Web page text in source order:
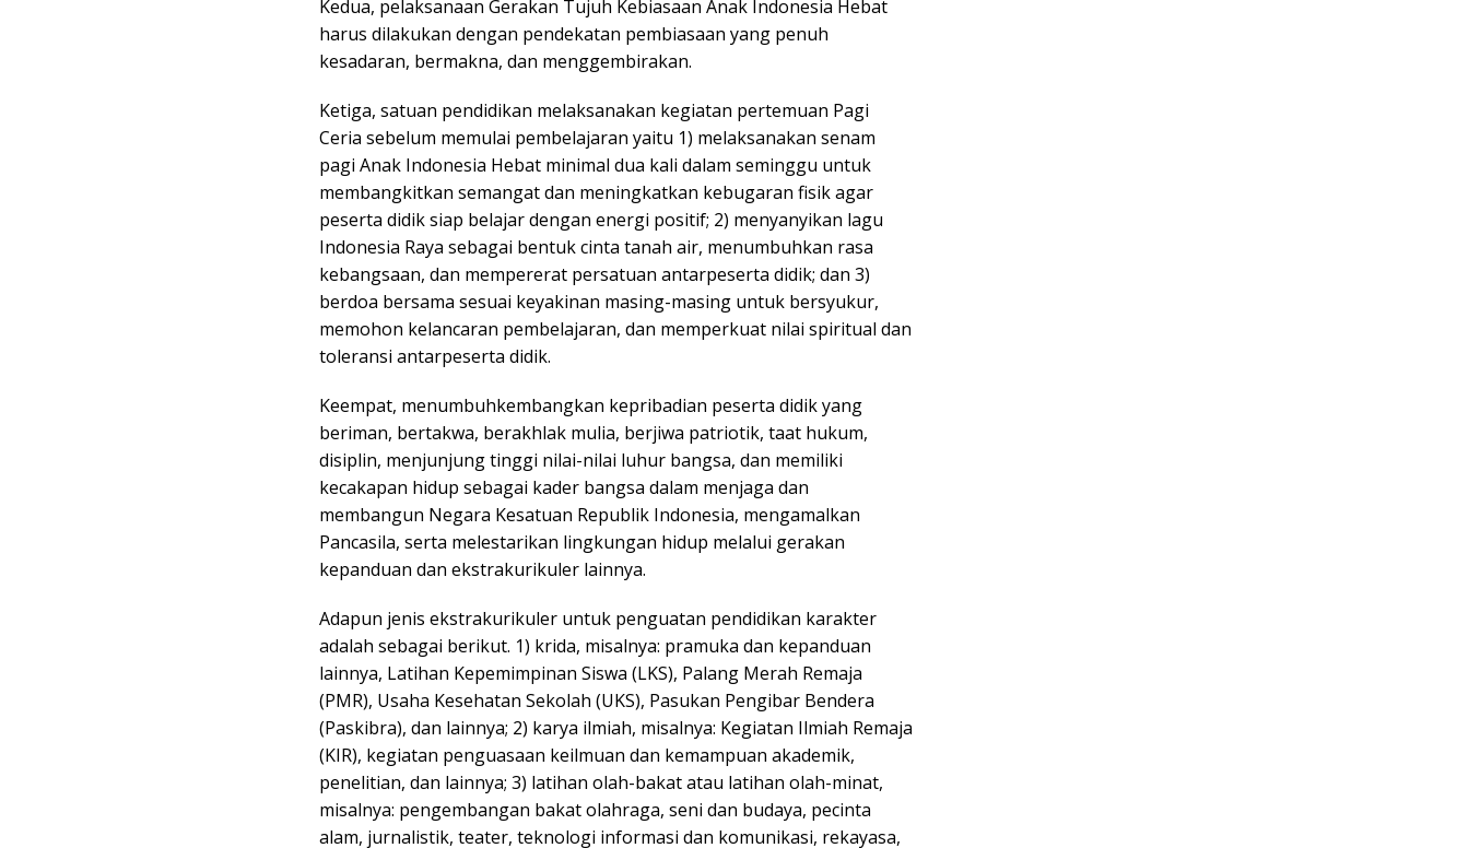
Kedua, pelaksanaan Gerakan Tujuh Kebiasaan Anak Indonesia Hebat
harus dilakukan dengan pendekatan pembiasaan yang penuh
kesadaran, bermakna, dan menggembirakan.
Ketiga, satuan pendidikan melaksanakan kegiatan pertemuan Pagi
Ceria sebelum memulai pembelajaran yaitu 1) melaksanakan senam
pagi Anak Indonesia Hebat minimal dua kali dalam seminggu untuk
membangkitkan semangat dan meningkatkan kebugaran fisik agar
peserta didik siap belajar dengan energi positif; 2) menyanyikan lagu
Indonesia Raya sebagai bentuk cinta tanah air, menumbuhkan rasa
kebangsaan, dan mempererat persatuan antarpeserta didik; dan 3)
berdoa bersama sesuai keyakinan masing-masing untuk bersyukur,
memohon kelancaran pembelajaran, dan memperkuat nilai spiritual dan
toleransi antarpeserta didik.
Keempat, menumbuhkembangkan kepribadian peserta didik yang
beriman, bertakwa, berakhlak mulia, berjiwa patriotik, taat hukum,
disiplin, menjunjung tinggi nilai-nilai luhur bangsa, dan memiliki
kecakapan hidup sebagai kader bangsa dalam menjaga dan
membangun Negara Kesatuan Republik Indonesia, mengamalkan
Pancasila, serta melestarikan lingkungan hidup melalui gerakan
kepanduan dan ekstrakurikuler lainnya.
Adapun jenis ekstrakurikuler untuk penguatan pendidikan karakter
adalah sebagai berikut. 1) krida, misalnya: pramuka dan kepanduan
lainnya, Latihan Kepemimpinan Siswa (LKS), Palang Merah Remaja
(PMR), Usaha Kesehatan Sekolah (UKS), Pasukan Pengibar Bendera
(Paskibra), dan lainnya; 2) karya ilmiah, misalnya: Kegiatan Ilmiah Remaja
(KIR), kegiatan penguasaan keilmuan dan kemampuan akademik,
penelitian, dan lainnya; 3) latihan olah-bakat atau latihan olah-minat,
misalnya: pengembangan bakat olahraga, seni dan budaya, pecinta
alam, jurnalistik, teater, teknologi informasi dan komunikasi, rekayasa,